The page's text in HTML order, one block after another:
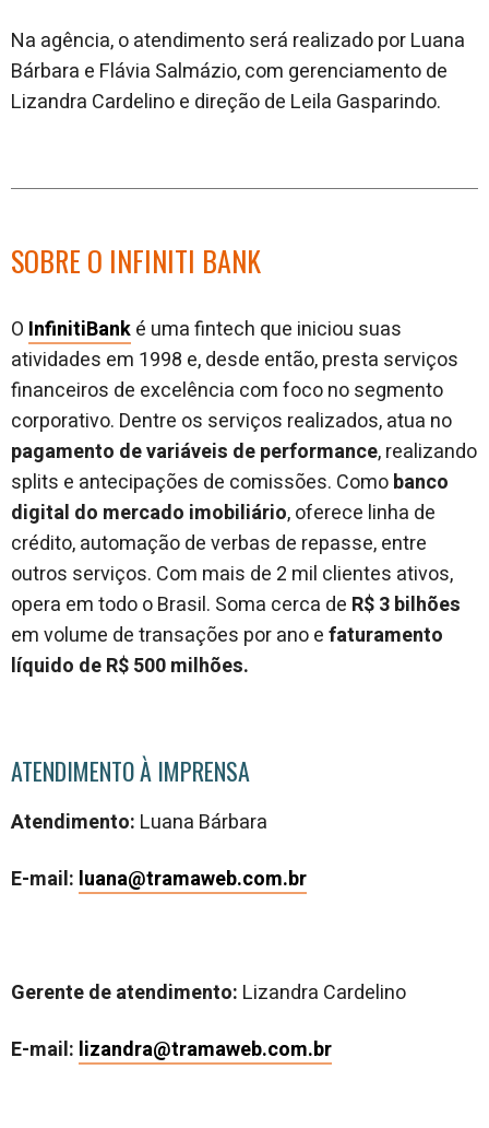
Na agência, o atendimento será realizado por Luana
Bárbara e Flávia Salmázio, com gerenciamento de
Lizandra Cardelino e direção de Leila Gasparindo.
SOBRE O INFINITI BANK
O InfinitiBanké uma fintech que iniciou suas
atividades em 1998 e, desde então, presta serviços
financeiros de excelência com foco no segmento
corporativo. Dentre os serviços realizados, atua no
pagamento de variáveis de performance, realizando
splits e antecipações de comissões. Comobanco
digital do mercado imobiliário, oferece linha de
crédito, automação de verbas de repasse, entre
outros serviços. Com mais de 2 mil clientes ativos,
opera em todo o Brasil. Soma cerca de R$ 3 bilhões
em volume de transações por ano efaturamento
líquido de R$ 500 milhões.
ATENDIMENTO À IMPRENSA
Atendimento: Luana Bárbara
E-mail: luana@tramaweb.com.br
Gerente de atendimento: Lizandra Cardelino
E-mail: lizandra@tramaweb.com.br